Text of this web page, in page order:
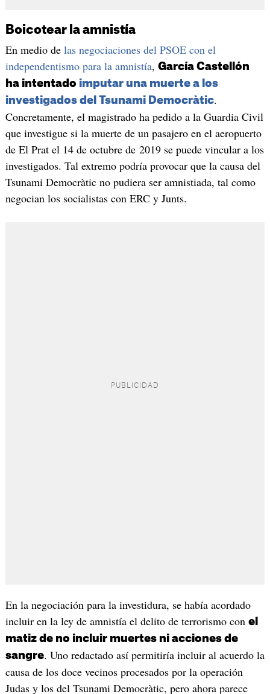
Boicotear la amnistía
En medio de las negociaciones del PSOE con el
independentismo para la amnistía, García Castellón
ha intentado imputar una muerte a los
investigados del Tsunami Democràtic.
Concretamente, el magistrado ha pedido a la Guardia Civil
que investigue si la muerte de un pasajero en el aeropuerto
de El Prat el 14 de octubre de 2019 se puede vincular a los
investigados. Tal extremo podría provocar que la causa del
Tsunami Democràtic no pudiera ser amnistiada, tal como
negocian los socialistas con ERC y Junts.
En la negociación para la investidura, se había acordado
incluir en la ley de amnistía el delito de terrorismo con el
matiz de no incluir muertes ni acciones de
sangre. Uno redactado así permitiría incluir al acuerdo la
causa de los doce vecinos procesados por la operación
Judas y los del Tsunami Democràtic, pero ahora parece